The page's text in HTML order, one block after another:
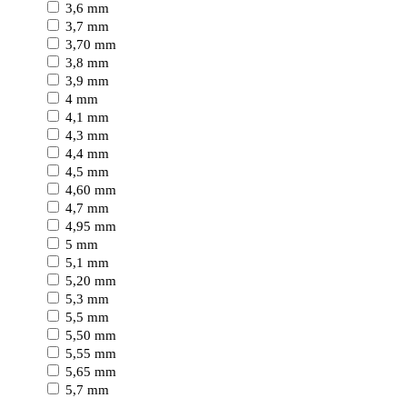
3,6 mm
3,7 mm
3,70 mm
3,8 mm
3,9 mm
4 mm
4,1 mm
4,3 mm
4,4 mm
4,5 mm
4,60 mm
4,7 mm
4,95 mm
5 mm
5,1 mm
5,20 mm
5,3 mm
5,5 mm
5,50 mm
5,55 mm
5,65 mm
5,7 mm